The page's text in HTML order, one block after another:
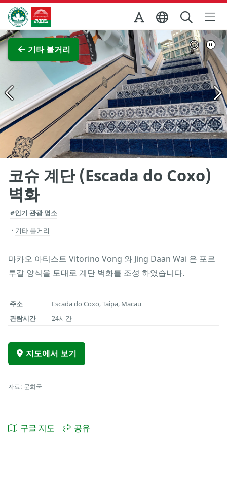
Skip to Main Content
마카오정부관광청
기타 볼거리
전체 이미지 보기
코슈 계단 (Escada do Coxo)
벽화
#인기 관광 명소
기타 볼거리
마카오 아티스트 Vitorino Vong 와 Jing Daan Wai 은 포르
투갈 양식을 토대로 계단 벽화를 조성 하였습니다.
주소
Escada do Coxo, Taipa, Macau
관람시간
24시간
지도에서 보기
자료: 문화국
구글 지도 공유